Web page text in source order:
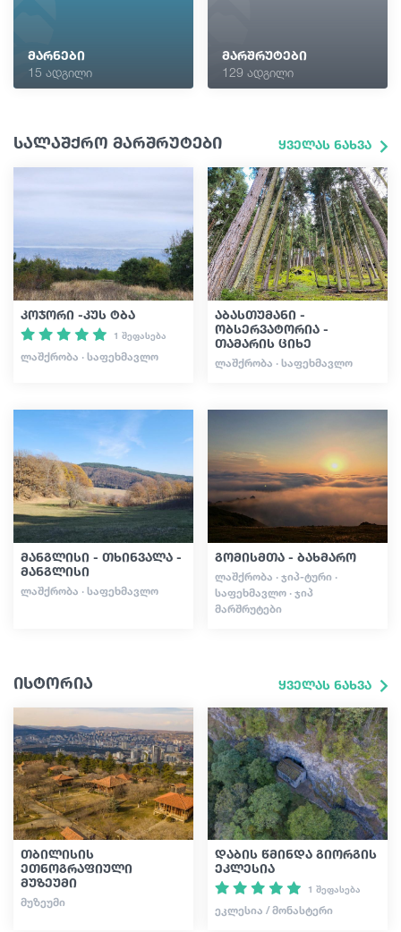
მარნები
15 ადგილი
მარშრუტები
129 ადგილი
სალაშქრო მარშრუტები ყველას ნახვა
კოჯორი -კუს ტბა
1 შეფასება
ᲚᲐᲨᲥᲠᲝᲑᲐ · ᲡᲐᲤᲔᲮᲛᲐᲕᲚᲝ
აბასთუმანი -
ობსერვატორია -
თამარის ციხე
ᲚᲐᲨᲥᲠᲝᲑᲐ · ᲡᲐᲤᲔᲮᲛᲐᲕᲚᲝ
მანგლისი - თხინვალა -
მანგლისი
ᲚᲐᲨᲥᲠᲝᲑᲐ · ᲡᲐᲤᲔᲮᲛᲐᲕᲚᲝ
გომისმთა - ბახმარო
ᲚᲐᲨᲥᲠᲝᲑᲐ · ᲯᲘᲞ-ᲢᲣᲠᲘ ·
ᲡᲐᲤᲔᲮᲛᲐᲕᲚᲝ · ᲯᲘᲞ
ᲛᲐᲠᲨᲠᲣᲢᲔᲑᲘ
ისტორია ყველას ნახვა
თბილისის
ეთნოგრაფიული
მუზეუმი
ᲛᲣᲖᲔᲣᲛᲘ
დაბის წმინდა გიორგის
ეკლესია
1 შეფასება
ᲔᲙᲚᲔᲡᲘᲐ / ᲛᲝᲜᲐᲡᲢᲔᲠᲘ